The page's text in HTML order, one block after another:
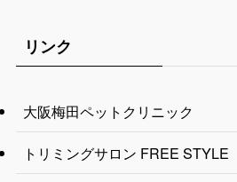
リンク
大阪梅田ペットクリニック
トリミングサロン FREE STYLE